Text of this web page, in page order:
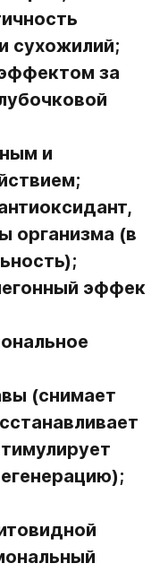
сухожилий;
за
и
организма (в
(снимает